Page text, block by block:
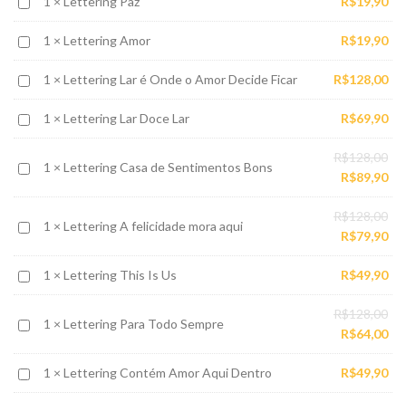
Paz
Lettering
Amor
1 × Lettering Amor R$19,90
Lettering
Lar
é
Onde
Amor
Decide
Ficar
1 × Lettering Lar é Onde o Amor Decide Ficar R$128,00
Lettering
Lar
Lar
1 × Lettering Lar Doce Lar R$69,90
Lettering
Sentimentos
1 × Lettering Casa de Sentimentos Bons
R$128,00O
R$89,90O
é:
Lettering
mora
1 × Lettering A felicidade mora aqui
R$128,00O
R$79,90O
é:
Lettering
This
Us
1 × Lettering This Is Us R$49,90
Lettering
Sempre
1 × Lettering Para Todo Sempre
R$128,00O
R$64,00O
é:
Lettering
Contém
1 × Lettering Contém Amor Aqui Dentro R$49,90